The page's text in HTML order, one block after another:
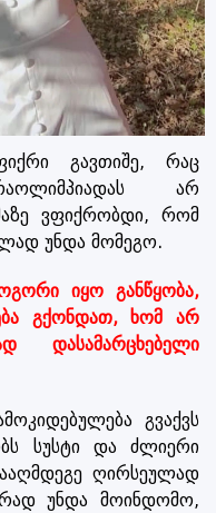
გავთიშე, რაც
არ
ვფიქრობდი, რომ
უნდა მომეგო.
იყო განწყობა,
გქონდათ, ხომ არ
გვაქვს
სუსტი და ძლიერი
ღირსეულად
უნდა მოინდომო,